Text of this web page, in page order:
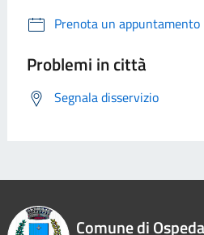
Prenota un appuntamento
Problemi in città
Segnala disservizio
Comune di